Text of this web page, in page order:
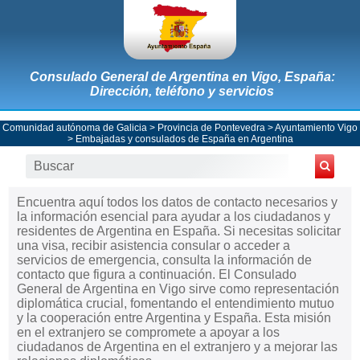
Consulado General de Argentina en Vigo, España:
Dirección, teléfono y servicios
Comunidad autónoma de Galicia > Provincia de Pontevedra >Ayuntamiento Vigo
> Embajadas y consulados de España en Argentina
Encuentra aquí todos los datos de contacto necesarios y
la información esencial para ayudar a los ciudadanos y
residentes de Argentina en España. Si necesitas solicitar
una visa, recibir asistencia consular o acceder a
servicios de emergencia, consulta la información de
contacto que figura a continuación. El Consulado
General de Argentina en Vigo sirve como representación
diplomática crucial, fomentando el entendimiento mutuo
y la cooperación entre Argentina y España. Esta misión
en el extranjero se compromete a apoyar a los
ciudadanos de Argentina en el extranjero y a mejorar las